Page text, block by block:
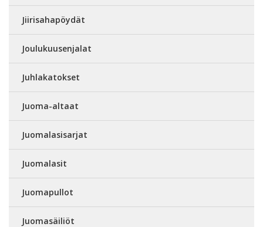
Jiirisahapöydät
Joulukuusenjalat
Juhlakatokset
Juoma-altaat
Juomalasisarjat
Juomalasit
Juomapullot
Juomasäiliöt